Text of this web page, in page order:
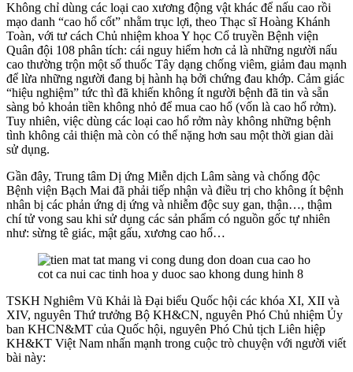
Không chỉ dùng các loại cao xương động vật khác để nấu cao rồi
mạo danh “cao hổ cốt” nhằm trục lợi, theo Thạc sĩ Hoàng Khánh
Toàn, với tư cách Chủ nhiệm khoa Y học Cổ truyền Bệnh viện
Quân đội 108 phân tích: cái nguy hiểm hơn cả là những người nấu
cao thường trộn một số thuốc Tây dạng chống viêm, giảm đau mạnh
để lừa những người đang bị hành hạ bởi chứng đau khớp. Cảm giác
“hiệu nghiệm” tức thì đã khiến không ít người bệnh đã tin và sẵn
sàng bỏ khoản tiền không nhỏ để mua cao hổ (vốn là cao hổ rởm).
Tuy nhiên, việc dùng các loại cao hổ rởm này không những bệnh
tình không cải thiện mà còn có thể nặng hơn sau một thời gian dài
sử dụng.
Gần đây, Trung tâm Dị ứng Miễn dịch Lâm sàng và chống độc
Bệnh viện Bạch Mai đã phải tiếp nhận và điều trị cho không ít bệnh
nhân bị các phản ứng dị ứng và nhiễm độc suy gan, thận…, thậm
chí tử vong sau khi sử dụng các sản phẩm có nguồn gốc tự nhiên
như: sừng tê giác, mật gấu, xương cao hổ…
TSKH Nghiêm Vũ Khải là Đại biểu Quốc hội các khóa XI, XII và
XIV, nguyên Thứ trưởng Bộ KH&CN, nguyên Phó Chủ nhiệm Ủy
ban KHCN&MT của Quốc hội, nguyên Phó Chủ tịch Liên hiệp
KH&KT Việt Nam nhấn mạnh trong cuộc trò chuyện với người viết
bài này: